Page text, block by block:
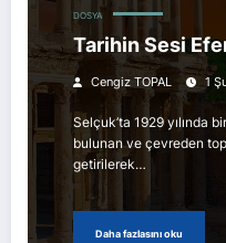
DOSYA
Tarihin Sesi
Cengiz TOPAL 1
Selçuk’ta 1929 yılında
bulunan ve çevreden
getirilerek…
Daha fazlasını oku